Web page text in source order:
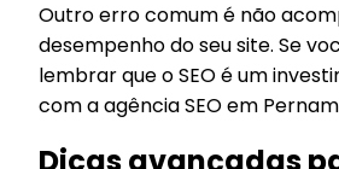
Outro erro comum é não
desempenho do seu site. Se
lembrar que o SEO é um
com a agência SEO em